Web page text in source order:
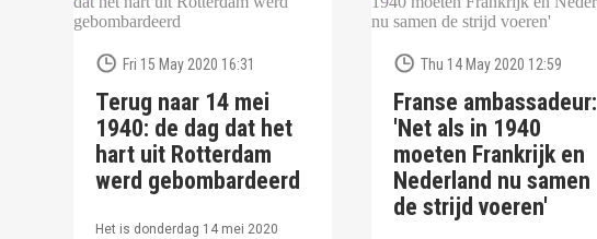
Fri 15 May 2020 16:31
Terug naar 14 mei
1940: de dag dat het
hart uit Rotterdam
werd gebombardeerd
Het is donderdag 14 mei 2020
Thu 14 May 2020 12:59
Franse ambassadeur:
'Net als in 1940
moeten Frankrijk en
Nederland nu samen
de strijd voeren'